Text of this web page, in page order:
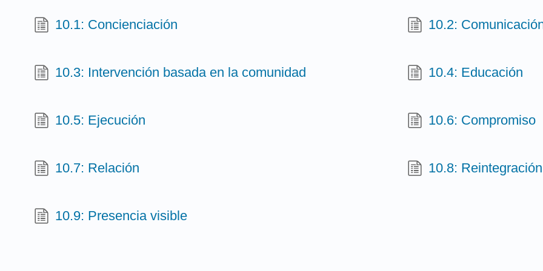
10.1: Concienciación 10.2:
10.3: Intervención basada en la comunidad 10.4: Educación
10.5: Ejecución 10.6: Compromiso
10.7: Relación 10.8: Reintegración
10.9: Presencia visible